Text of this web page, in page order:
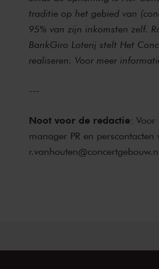
traditie op het gebied van
95% van zijn inkomsten zelf.
BankGiro Loterij stelt Het
realiseren. Voor meer
---
Noot voor de redactie: Voor
manager PR en